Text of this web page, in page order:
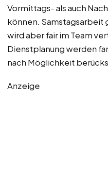
Vormittags- als auch
können. Samstagsarbeit
wird aber fair im Team
Dienstplanung werden
nach Möglichkeit
Anzeige